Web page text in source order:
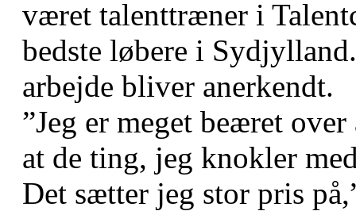
været talenttræner i
bedste løbere i
arbejde bliver anerkendt.
”Jeg er meget beæret
at de ting, jeg knokler
Det sætter jeg stor pris